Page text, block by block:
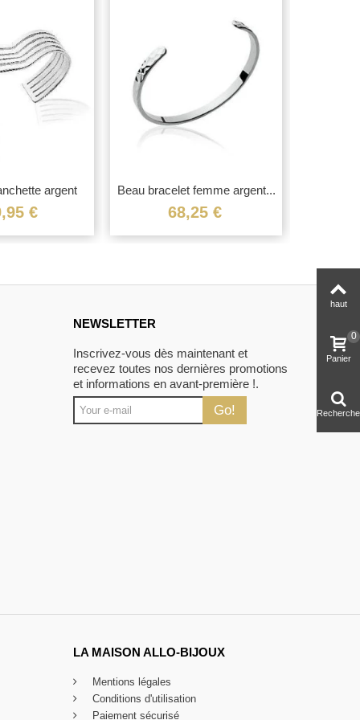
argent
€
Beau bracelet femme argent...
68,25 €
NEWSLETTER
Inscrivez-vous dès maintenant et
recevez toutes nos dernières promotions
et informations en avant-première !.
Go!
LA MAISON ALLO-BIJOUX
Mentions légales
Conditions d'utilisation
Paiement sécurisé
haut
Panier
0